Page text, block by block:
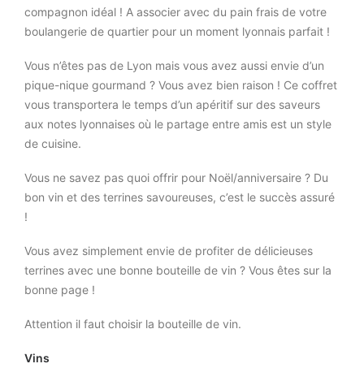
compagnon idéal ! A associer avec du pain frais de votre
boulangerie de quartier pour un moment lyonnais parfait !
Vous n’êtes pas de Lyon mais vous avez aussi envie d’un
pique-nique gourmand ? Vous avez bien raison ! Ce coffret
vous transportera le temps d’un apéritif sur des saveurs
aux notes lyonnaises où le partage entre amis est un style
de cuisine.
Vous ne savez pas quoi offrir pour Noël/anniversaire ? Du
bon vin et des terrines savoureuses, c’est le succès assuré
!
Vous avez simplement envie de profiter de délicieuses
terrines avec une bonne bouteille de vin ? Vous êtes sur la
bonne page !
Attention il faut choisir la bouteille de vin.
Vins